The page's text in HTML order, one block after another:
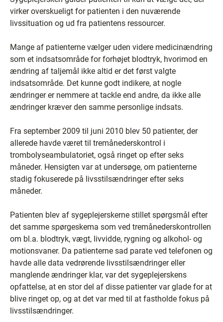
virker overskueligt for patienten i den nuværende
livssituation og ud fra patientens ressourcer.
Mange af patienterne vælger uden videre medicinændring
som et indsatsområde for forhøjet blodtryk, hvorimod en
ændring af taljemål ikke altid er det først valgte
indsatsområde. Det kunne godt indikere, at nogle
ændringer er nemmere at tackle end andre, da ikke alle
ændringer kræver den samme personlige indsats.
Fra september 2009 til juni 2010 blev 50 patienter, der
allerede havde været til tremånederskontrol i
trombolyseambulatoriet, også ringet op efter seks
måneder. Hensigten var at undersøge, om patienterne
stadig fokuserede på livsstilsændringer efter seks
måneder.
Patienten blev af sygeplejerskerne stillet spørgsmål efter
det samme spørgeskema som ved tremånederskontrollen
om bl.a. blodtryk, vægt, livvidde, rygning og alkohol- og
motionsvaner. Da patienterne sad parate ved telefonen og
havde alle data vedrørende livsstilsændringer eller
manglende ændringer klar, var det sygeplejerskens
opfattelse, at en stor del af disse patienter var glade for at
blive ringet op, og at det var med til at fastholde fokus på
livsstilsændringer.